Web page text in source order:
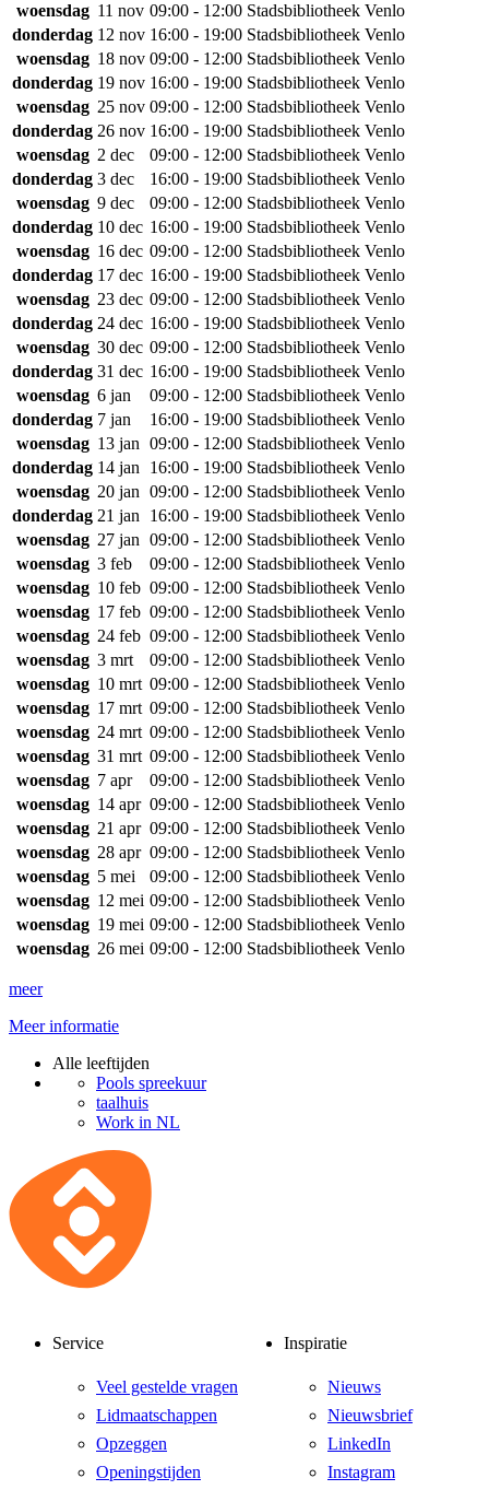
woensdag 11 nov 09:00 - 12:00 Stadsbibliotheek Venlo
donderdag 12 nov 16:00 - 19:00 Stadsbibliotheek Venlo
woensdag 18 nov 09:00 - 12:00 Stadsbibliotheek Venlo
donderdag 19 nov 16:00 - 19:00 Stadsbibliotheek Venlo
woensdag 25 nov 09:00 - 12:00 Stadsbibliotheek Venlo
donderdag 26 nov 16:00 - 19:00 Stadsbibliotheek Venlo
woensdag 2 dec 09:00 - 12:00 Stadsbibliotheek Venlo
donderdag 3 dec 16:00 - 19:00 Stadsbibliotheek Venlo
woensdag 9 dec 09:00 - 12:00 Stadsbibliotheek Venlo
donderdag 10 dec 16:00 - 19:00 Stadsbibliotheek Venlo
woensdag 16 dec 09:00 - 12:00 Stadsbibliotheek Venlo
donderdag 17 dec 16:00 - 19:00 Stadsbibliotheek Venlo
woensdag 23 dec 09:00 - 12:00 Stadsbibliotheek Venlo
donderdag 24 dec 16:00 - 19:00 Stadsbibliotheek Venlo
woensdag 30 dec 09:00 - 12:00 Stadsbibliotheek Venlo
donderdag 31 dec 16:00 - 19:00 Stadsbibliotheek Venlo
woensdag 6 jan 09:00 - 12:00 Stadsbibliotheek Venlo
donderdag 7 jan 16:00 - 19:00 Stadsbibliotheek Venlo
woensdag 13 jan 09:00 - 12:00 Stadsbibliotheek Venlo
donderdag 14 jan 16:00 - 19:00 Stadsbibliotheek Venlo
woensdag 20 jan 09:00 - 12:00 Stadsbibliotheek Venlo
donderdag 21 jan 16:00 - 19:00 Stadsbibliotheek Venlo
woensdag 27 jan 09:00 - 12:00 Stadsbibliotheek Venlo
woensdag 3 feb 09:00 - 12:00 Stadsbibliotheek Venlo
woensdag 10 feb 09:00 - 12:00 Stadsbibliotheek Venlo
woensdag 17 feb 09:00 - 12:00 Stadsbibliotheek Venlo
woensdag 24 feb 09:00 - 12:00 Stadsbibliotheek Venlo
woensdag 3 mrt 09:00 - 12:00 Stadsbibliotheek Venlo
woensdag 10 mrt 09:00 - 12:00 Stadsbibliotheek Venlo
woensdag 17 mrt 09:00 - 12:00 Stadsbibliotheek Venlo
woensdag 24 mrt 09:00 - 12:00 Stadsbibliotheek Venlo
woensdag 31 mrt 09:00 - 12:00 Stadsbibliotheek Venlo
woensdag 7 apr 09:00 - 12:00 Stadsbibliotheek Venlo
woensdag 14 apr 09:00 - 12:00 Stadsbibliotheek Venlo
woensdag 21 apr 09:00 - 12:00 Stadsbibliotheek Venlo
woensdag 28 apr 09:00 - 12:00 Stadsbibliotheek Venlo
woensdag 5 mei 09:00 - 12:00 Stadsbibliotheek Venlo
woensdag 12 mei 09:00 - 12:00 Stadsbibliotheek Venlo
woensdag 19 mei 09:00 - 12:00 Stadsbibliotheek Venlo
woensdag 26 mei 09:00 - 12:00 Stadsbibliotheek Venlo
meer
Meer informatie
Alle leeftijden
Pools spreekuur
taalhuis
Work in NL
Service
Veel gestelde vragen
Lidmaatschappen
Opzeggen
Openingstijden
Inspiratie
Nieuws
Nieuwsbrief
LinkedIn
Instagram